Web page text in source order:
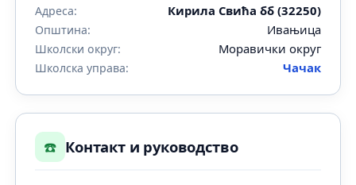
Адреса: Кирила Свића бб (32250)
Општина: Ивањица
Школски округ: Моравички округ
Школска управа: Чачак
☎️ Контакт и руководство